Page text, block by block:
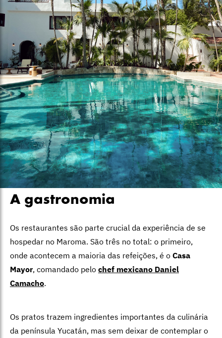
A gastronomia
Os restaurantes são parte crucial da experiência de se
hospedar no Maroma. São três no total: o primeiro,
onde acontecem a maioria das refeições, é o Casa
Mayor, comandado pelo chef mexicano Daniel
Camacho.
Os pratos trazem ingredientes importantes da culinária
da península Yucatán, mas sem deixar de contemplar o